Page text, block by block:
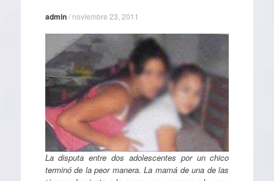
admin/ noviembre 23, 2011
La disputa entre dos adolescentes por un chico
terminó de la peor manera. La mamá de una de las